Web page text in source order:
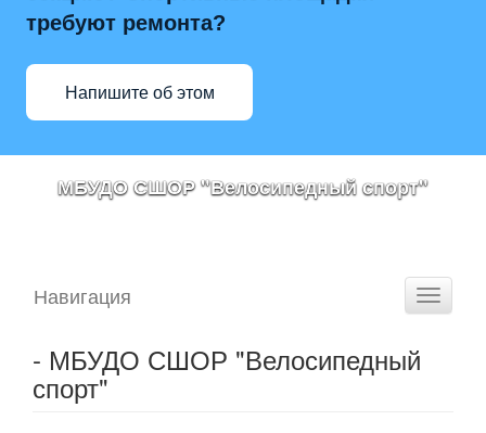
требуют ремонта?
Напишите об этом
МБУДО СШОР "Велосипедный спорт"
Toggle
Навигация
- МБУДО СШОР "Велосипедный
спорт"